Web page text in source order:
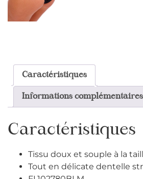
Caractéristiques
Informations complémentaires
Caractéristiques
Tissu doux et souple à la
Tout en délicate dentelle